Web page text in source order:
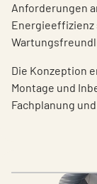
Anforderungen
Energieeffizienz
Die Konzeption
Montage und
Fachplanung